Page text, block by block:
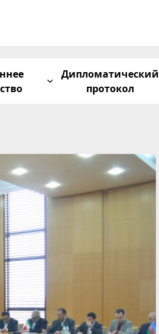
Дипломатический
протокол